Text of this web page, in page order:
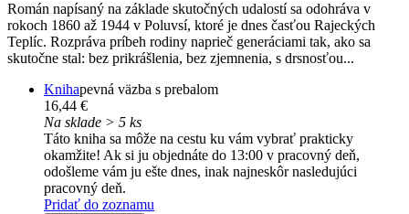
Román napísaný na základe skutočných udalostí sa odohráva v
rokoch 1860 až 1944 v Poluvsí, ktoré je dnes časťou Rajeckých
Teplíc. Rozpráva príbeh rodiny naprieč generáciami tak, ako sa
skutočne stal: bez prikrášlenia, bez zjemnenia, s drsnosťou...
Knihapevná väzba s prebalom
16,44 €
Na sklade > 5 ks
Táto kniha sa môže na cestu ku vám vybrať prakticky
okamžite! Ak si ju objednáte do 13:00 v pracovný deň,
odošleme vám ju ešte dnes, inak najneskôr nasledujúci
pracovný deň.
Pridať do zoznamu